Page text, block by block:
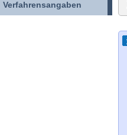
Verfahrensangaben